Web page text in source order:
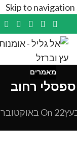
Skip to navigation
מאמרים
ספסלי רחוב
On 22 באוקטובר 2014